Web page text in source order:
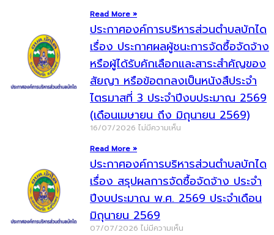
Read More »
ประกาศองค์การบริหารส่วนตำบลบักได
เรื่อง ประกาศผลผู้ชนะการจัดซื้อจัดจ้าง
หรือผู้ได้รับคักเลือกและสาระสำคัญของ
สัยญา หรือข้อตกลงเป็นหนังสืประจำ
ไตรมาสที่ 3 ประจำปีงบประมาณ 2569
(เดือนเมษายน ถึง มิถุนายน 2569)
16/07/2026 ไม่มีความเห็น
Read More »
ประกาศองค์การบริหารส่วนตำบลบักได
เรื่อง สรุปผลการจัดซื้อจัดจ้าง ประจำ
ปีงบประมาณ พ.ศ. 2569 ประจำเดือน
มิถุนายน 2569
07/07/2026 ไม่มีความเห็น